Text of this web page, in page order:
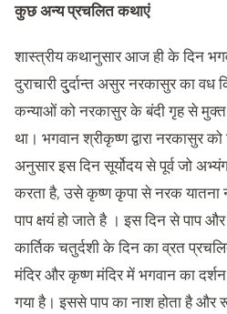
कुछ अन्य प्रचलित कथाएं
शास्त्रीय कथानुसार आज ही के दिन
दुराचारी दु्र्दान्त असुर नरकासुर का
कन्याओं को नरकासुर के बंदी गृह से मुक्त
था। भगवान श्रीकृष्ण द्वारा नरकासुर
अनुसार इस दिन सूर्योदय से पूर्व जो
करता है, उसे कृष्ण कृपा से नरक यातना
पाप क्षयं हो जाते है । इस दिन से पाप
कार्तिक चतुर्दशी के दिन का व्रत
मंदिर और कृष्ण मंदिर में भगवान का
गया है। इससे पाप का नाश होता है और